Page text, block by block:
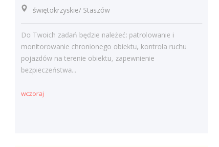
świętokrzyskie/ Staszów
Do Twoich zadań będzie należeć: patrolowanie i
monitorowanie chronionego obiektu, kontrola ruchu
pojazdów na terenie obiektu, zapewnienie
bezpieczeństwa...
wczoraj